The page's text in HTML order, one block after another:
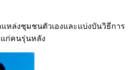
หล่งชุมชนตัวเองและแบ่งบันวิธีการ
ก่คนรุ่นหลัง